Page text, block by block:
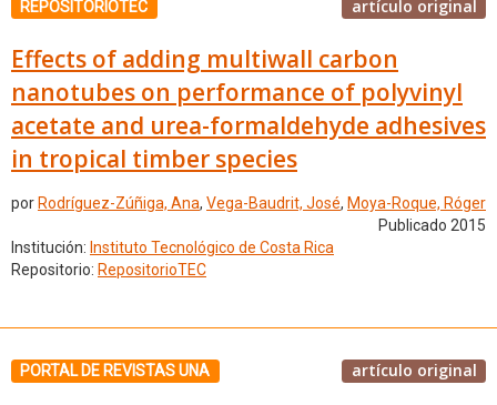
REPOSITORIOTEC artículo original
Effects of adding multiwall carbon
nanotubes on performance of polyvinyl
acetate and urea-formaldehyde adhesives
in tropical timber species
por Rodríguez-Zúñiga, Ana, Vega-Baudrit, José, Moya-Roque, Róger
Publicado 2015
Institución: Instituto Tecnológico de Costa Rica
Repositorio: RepositorioTEC
PORTAL DE REVISTAS UNA artículo original